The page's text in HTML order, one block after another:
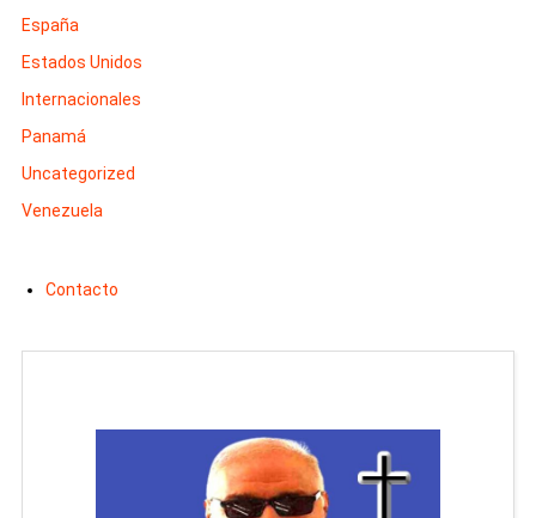
España
Estados Unidos
Internacionales
Panamá
Uncategorized
Venezuela
Contacto